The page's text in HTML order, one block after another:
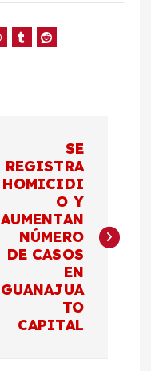
SE
REGISTRA
HOMICIDI
O Y
AUMENTAN
NÚMERO
DE CASOS
EN
GUANAJUA
TO
CAPITAL